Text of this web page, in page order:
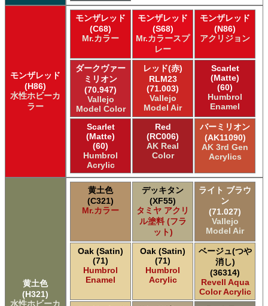
モンザレッド
(H86)
水性ホビーカ
ラー
モンザレッド
(C68)
Mr.カラー
モンザレッド
(S68)
Mr.カラースプ
レー
モンザレッド
(N86)
アクリジョン
ダークヴァー
ミリオン
(70.947)
Vallejo
Model Color
レッド(赤)
RLM23
(71.003)
Vallejo
Model Air
Scarlet
(Matte)
(60)
Humbrol
Enamel
Scarlet
(Matte)
(60)
Humbrol
Acrylic
Red
(RC006)
AK Real
Color
バーミリオン
(AK11090)
AK 3rd Gen
Acrylics
黄土色
(H321)
水性ホビーカ
黄土色
(C321)
Mr.カラー
デッキタン
(XF55)
タミヤ アクリ
ル塗料 (フラ
ット)
ライト ブラウ
ン
(71.027)
Vallejo
Model Air
Oak (Satin)
(71)
Humbrol
Enamel
Oak (Satin)
(71)
Humbrol
Acrylic
ベージュ(つや
消し)
(36314)
Revell Aqua
Color Acrylic